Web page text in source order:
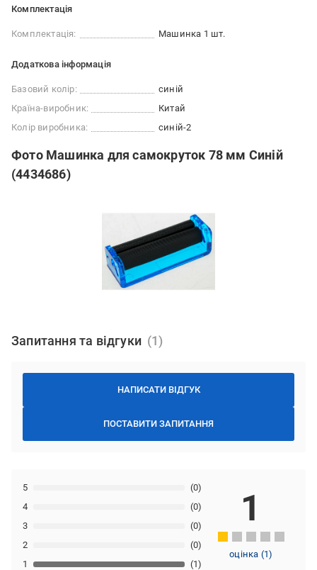
Комплектація
Комплектація: Машинка 1 шт.
Додаткова інформація
Базовий колір:
синій
Країна-виробник:
Китай
Колір виробника:
синій-2
Фото Машинка для самокруток 78 мм Синій
(4434686)
Запитання та відгуки
НАПИСАТИ ВІДГУК
ПОСТАВИТИ ЗАПИТАННЯ
1 (1)
2 (0)
3 (0)
4 (0)
5 (0)
1
оцінка (1)